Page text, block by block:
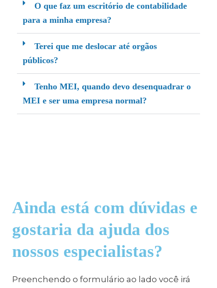
O que faz um escritório de contabilidade
para a minha empresa?
Terei que me deslocar até orgãos
públicos?
Tenho MEI, quando devo desenquadrar o
MEI e ser uma empresa normal?
Ainda está com dúvidas e
gostaria da ajuda dos
nossos especialistas?
Preenchendo o formulário ao lado você irá